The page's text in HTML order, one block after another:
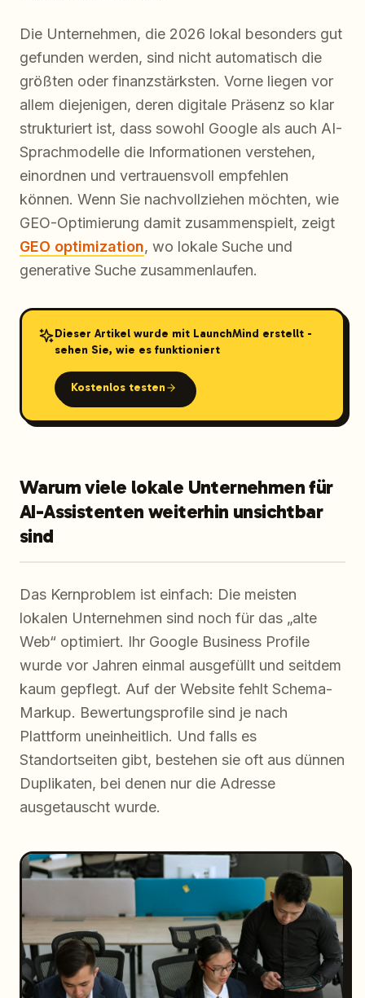
Die Unternehmen, die 2026 lokal besonders gut
gefunden werden, sind nicht automatisch die
größten oder finanzstärksten. Vorne liegen vor
allem diejenigen, deren digitale Präsenz so klar
strukturiert ist, dass sowohl Google als auch AI-
Sprachmodelle die Informationen verstehen,
einordnen und vertrauensvoll empfehlen
können. Wenn Sie nachvollziehen möchten, wie
GEO-Optimierung damit zusammenspielt, zeigt
GEO optimization, wo lokale Suche und
generative Suche zusammenlaufen.
Dieser Artikel wurde mit LaunchMind erstellt -
sehen Sie, wie es funktioniert
Kostenlos testen
Warum viele lokale Unternehmen für
AI-Assistenten weiterhin unsichtbar
sind
Das Kernproblem ist einfach: Die meisten
lokalen Unternehmen sind noch für das „alte
Web“ optimiert. Ihr Google Business Profile
wurde vor Jahren einmal ausgefüllt und seitdem
kaum gepflegt. Auf der Website fehlt Schema-
Markup. Bewertungsprofile sind je nach
Plattform uneinheitlich. Und falls es
Standortseiten gibt, bestehen sie oft aus dünnen
Duplikaten, bei denen nur die Adresse
ausgetauscht wurde.